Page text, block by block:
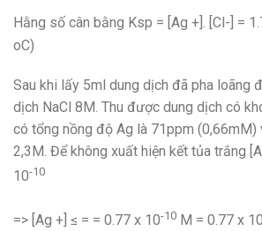
Hằng số cân bằng Ksp = [Ag +]. [Cl-] =
oC)
Sau khi lấy 5ml dung dịch đã pha loãng
dịch NaCl 8M. Thu được dung dịch có
có tổng nồng độ Ag là 71ppm (0,66mM)
2,3M. Để không xuất hiện kết tủa trắng
10-10
=> [Ag +] ≤ = = 0.77 x 10-10 M = 0.77 x 10